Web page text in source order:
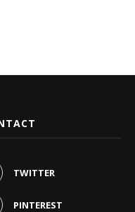
TWITTER
PINTEREST